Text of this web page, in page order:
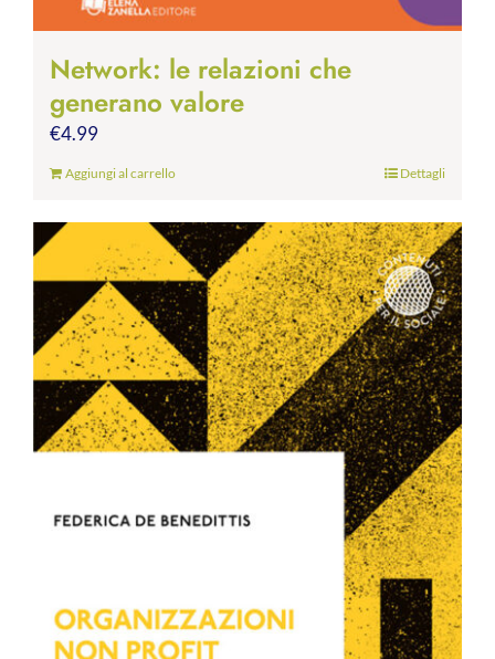
Network: le relazioni che
generano valore
€4.99
Aggiungi al carrello Dettagli